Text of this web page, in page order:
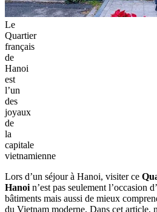
Le
Quartier
français
de
Hanoi
est
l’un
des
joyaux
de
la
capitale
vietnamienne
Lors d’un séjour à Hanoi, visiter ce
Hanoi n’est pas seulement l’occasion
bâtiments mais aussi de mieux
du Vietnam moderne. Dans cet article,